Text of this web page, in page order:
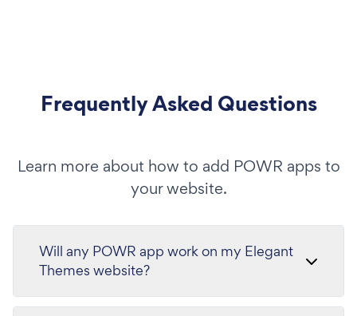
Frequently Asked Questions
Learn more about how to add POWR apps to
your website.
Will any POWR app work on my Elegant
Themes website?